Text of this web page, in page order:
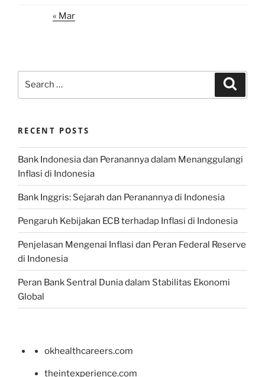
« Mar
RECENT POSTS
Bank Indonesia dan Peranannya dalam Menanggulangi
Inflasi di Indonesia
Bank Inggris: Sejarah dan Peranannya di Indonesia
Pengaruh Kebijakan ECB terhadap Inflasi di Indonesia
Penjelasan Mengenai Inflasi dan Peran Federal Reserve
di Indonesia
Peran Bank Sentral Dunia dalam Stabilitas Ekonomi
Global
okhealthcareers.com
theintexperience.com